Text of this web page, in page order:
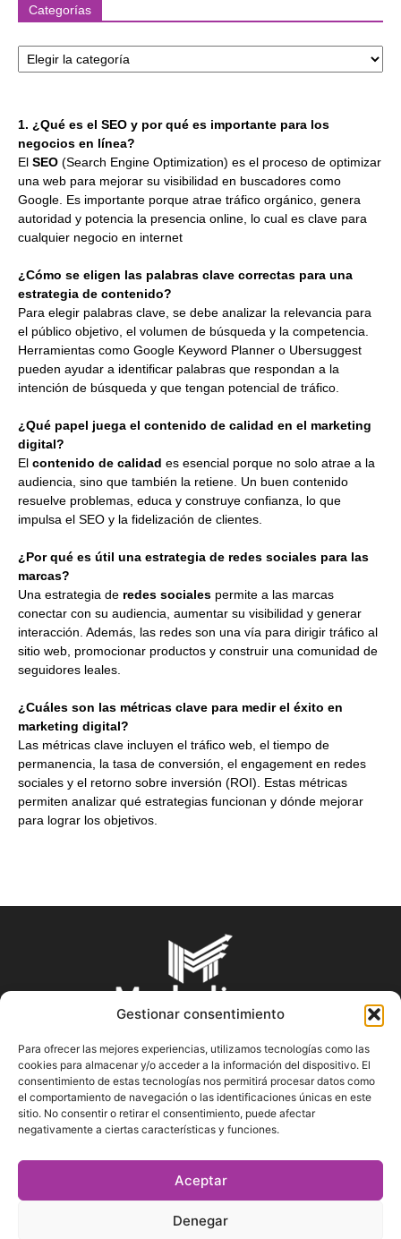
Gestionar consentimiento
Para ofrecer las mejores experiencias, utilizamos tecnologías como las
cookies para almacenar y/o acceder a la información del dispositivo. El
consentimiento de estas tecnologías nos permitirá procesar datos como
el comportamiento de navegación o las identificaciones únicas en este
sitio. No consentir o retirar el consentimiento, puede afectar
negativamente a ciertas características y funciones.
Aceptar
Denegar
Categorías
1. ¿Qué es el SEO y por qué es importante para los
negocios en línea?
El SEO (Search Engine Optimization) es el proceso de optimizar
una web para mejorar su visibilidad en buscadores como
Google. Es importante porque atrae tráfico orgánico, genera
autoridad y potencia la presencia online, lo cual es clave para
cualquier negocio en internet
¿Cómo se eligen las palabras clave correctas para una
estrategia de contenido?
Para elegir palabras clave, se debe analizar la relevancia para
el público objetivo, el volumen de búsqueda y la competencia.
Herramientas como Google Keyword Planner o Ubersuggest
pueden ayudar a identificar palabras que respondan a la
intención de búsqueda y que tengan potencial de tráfico.
¿Qué papel juega el contenido de calidad en el marketing
digital?
El contenido de calidad es esencial porque no solo atrae a la
audiencia, sino que también la retiene. Un buen contenido
resuelve problemas, educa y construye confianza, lo que
impulsa el SEO y la fidelización de clientes.
¿Por qué es útil una estrategia de redes sociales para las
marcas?
Una estrategia de redes sociales permite a las marcas
conectar con su audiencia, aumentar su visibilidad y generar
interacción. Además, las redes son una vía para dirigir tráfico al
sitio web, promocionar productos y construir una comunidad de
seguidores leales.
¿Cuáles son las métricas clave para medir el éxito en
marketing digital?
Las métricas clave incluyen el tráfico web, el tiempo de
permanencia, la tasa de conversión, el engagement en redes
sociales y el retorno sobre inversión (ROI). Estas métricas
permiten analizar qué estrategias funcionan y dónde mejorar
para lograr los objetivos.
SOBRE NOSOTROS
En Marketin.es encontrarás la más actualizada y veraz
información sobre el mundo del marketing; consejos
SÍGUENOS